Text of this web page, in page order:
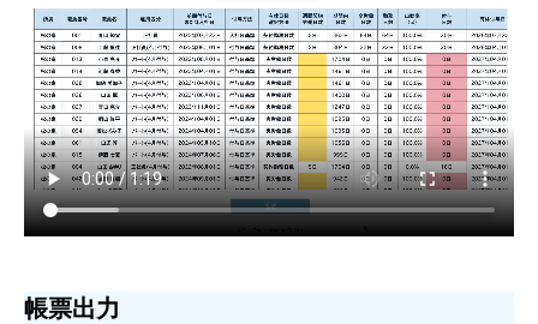
帳票出力